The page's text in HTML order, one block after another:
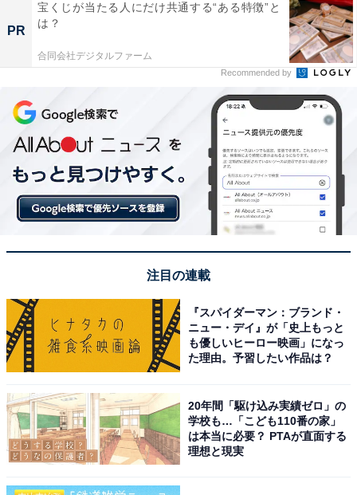
PR
宝くじが当たる人にだけ共通する“ある特徴”と
は？
合同会社デジタルファーム
Recommended by
注目の連載
『スパイダーマン：ブランド・
ニュー・デイ』が「史上もっと
も優しいヒーロー映画」になっ
た理由。予習したい作品は？
20年間「駆け込み実績ゼロ」の
学校も…「こども110番の家」
は本当に必要？ PTAが直面する
理想と現実